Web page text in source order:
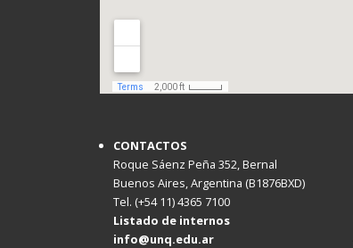
CONTACTOS
Roque Sáenz Peña 352, Bernal
Buenos Aires, Argentina (B1876BXD)
Tel. (+54 11) 4365 7100
Listado de internos
info@unq.edu.ar